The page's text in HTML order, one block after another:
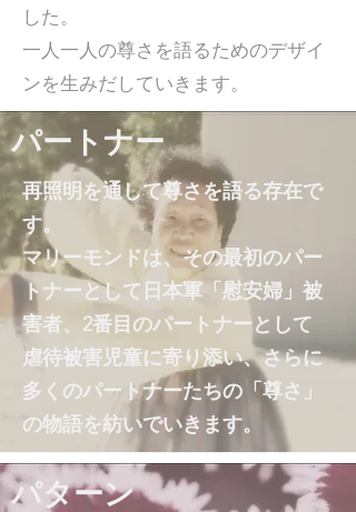
した。
一人一人の尊さを語るためのデザイ
ンを生みだしていきます。
パートナー
再照明を通して尊さを語る存在で
す。
マリーモンドは、その最初のパー
トナーとして日本軍「慰安婦」被
害者、2番目のパートナーとして
虐待被害児童に寄り添い、さらに
多くのパートナーたちの「尊さ」
の物語を紡いでいきます。
パターン